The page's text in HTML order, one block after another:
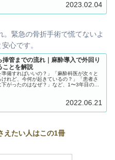
位」も変わるのです
2023.02.04
。緊急の骨折手術で慌てないよ
心です。
挿管までの流れ｜麻酔導入で外回り
ことを解説
準備すればいいの？」「麻酔科医が次々と
れど、今何が起きているの？」「患者さ
がったのはなぜ？」など、1〜3年目のオ
ーンを理解することで、麻酔科医の次の行
患者さんの安全を守る「先回りの看護」が
ります。
2022.06.21
えたい人はこの1冊